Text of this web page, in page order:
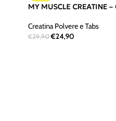
MY MUSCLE CREATINE
Creatina Polvere e Tabs
€29,90€24,90